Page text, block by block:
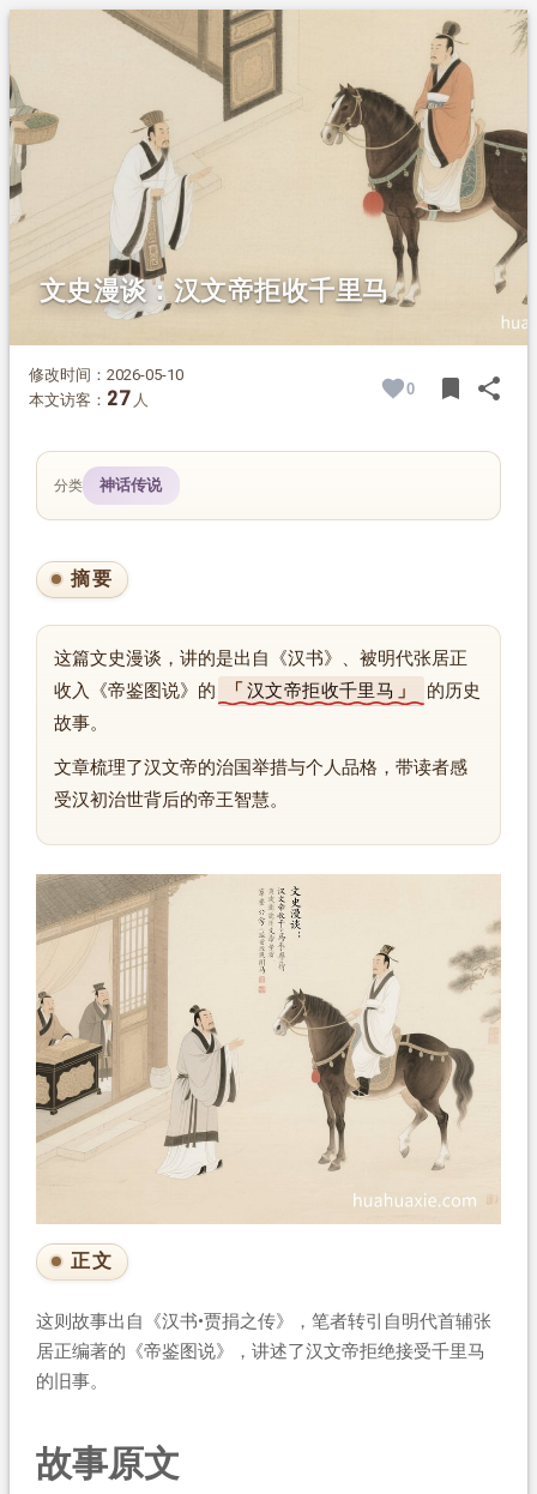
故事译述
汉文帝的治国善政
汉文帝的个人品格
2.4.1.孝亲敬老，推及天下
2.4.2. 崇尚节俭，反对虚华
2.4.3. 处事有度，驾驭群臣
2.5.故事背后的启示
文史漫谈：汉文帝拒收千里马
修改时间：2026-05-10
本文访客： 27 人
0 bookmark share
分类 神话传说
摘要
这篇文史漫谈，讲的是出自《汉书》、被明代张居正
收入《帝鉴图说》的
汉文帝拒收千里马
的历史
故事。
文章梳理了汉文帝的治国举措与个人品格，带读者感
受汉初治世背后的帝王智慧。
正文
这则故事出自《汉书•贾捐之传》，笔者转引自明代首辅张
居正编著的《帝鉴图说》，讲述了汉文帝拒绝接受千里马
的旧事。
故事原文